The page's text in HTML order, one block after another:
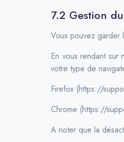
7.2 Gestion
Vous pouvez garder
En vous rendant sur
votre type de
Firefox (https://
Chrome (https://
A noter que la